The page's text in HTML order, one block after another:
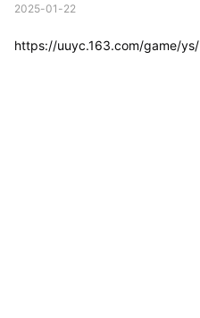
2025-01-22
https://uuyc.163.com/game/ys/